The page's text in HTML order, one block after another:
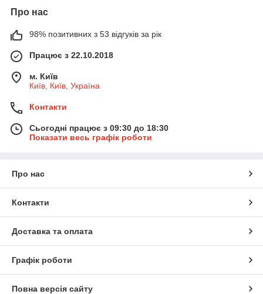
Про нас
98% позитивних з 53 відгуків за рік
Працює з 22.10.2018
м. Київ
Київ, Київ, Україна
Контакти
Сьогодні працює з 09:30 до 18:30
Показати весь графік роботи
Про нас
Контакти
Доставка та оплата
Графік роботи
Повна версія сайту